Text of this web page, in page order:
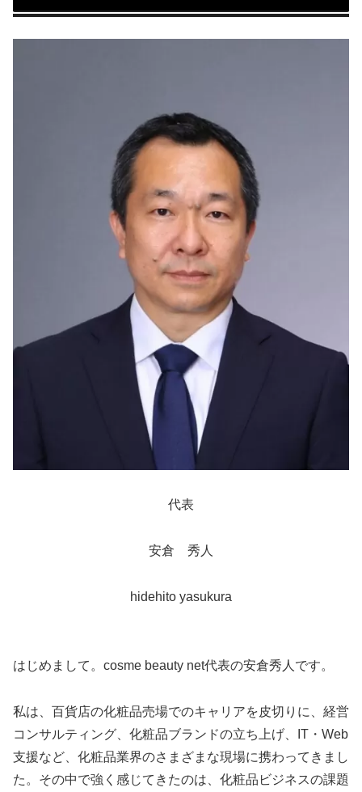
代表
安倉 秀人
hidehito yasukura
はじめまして。cosme beauty net代表の安倉秀人です。
私は、百貨店の化粧品売場でのキャリアを皮切りに、経営
コンサルティング、化粧品ブランドの立ち上げ、IT・Web
支援など、化粧品業界のさまざまな現場に携わってきまし
た。その中で強く感じてきたのは、化粧品ビジネスの課題